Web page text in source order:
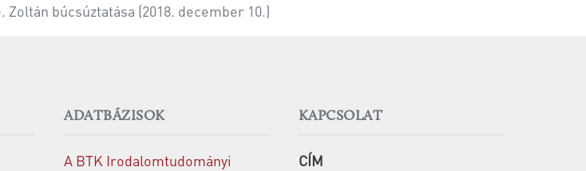
Zoltán búcsúztatása (2018. december 10.)
ADATBÁZISOK
A BTK Irodalomtudományi
KAPCSOLAT
CÍM